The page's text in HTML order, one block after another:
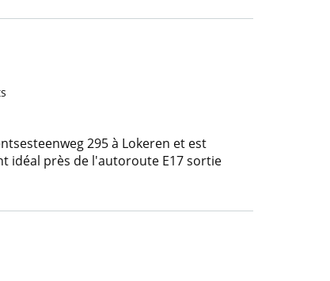
295 à Lokeren et est
idéal près de l'autoroute E17 sortie